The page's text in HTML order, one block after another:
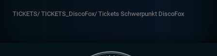
TICKETS/ TICKETS_DiscoFox/ Tickets Schwerpunkt DiscoFox